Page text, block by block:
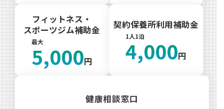
フィットネス・
スポーツジム補助金
最大
5,000円
契約保養所利用補助金
1人1泊
4,000円